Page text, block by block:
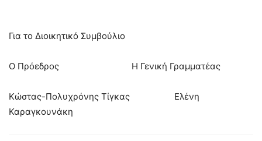
Για το Διοικητικό Συμβούλιο
Ο Πρόεδρος Η Γενική Γραμματέας
Κώστας-Πολυχρόνης Τίγκας Ελένη
Καραγκουνάκη